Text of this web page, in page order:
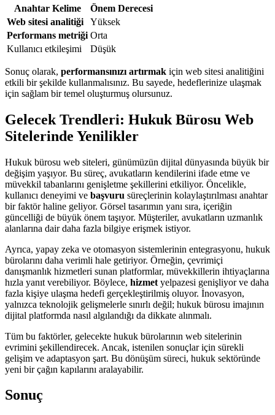
Anahtar Kelime
Önem Derecesi
Web sitesi analitiği
Yüksek
Performans metriği Orta
Kullanıcı etkileşimi
Düşük
Sonuç olarak, performansınızı artırmak için web sitesi analitiğini
etkili bir şekilde kullanmalısınız. Bu sayede, hedeflerinize ulaşmak
için sağlam bir temel oluşturmuş olursunuz.
Gelecek Trendleri: Hukuk Bürosu Web
Sitelerinde Yenilikler
Hukuk bürosu web siteleri, günümüzün dijital dünyasında büyük bir
değişim yaşıyor. Bu süreç, avukatların kendilerini ifade etme ve
müvekkil tabanlarını genişletme şekillerini etkiliyor. Öncelikle,
kullanıcı deneyimi ve başvuru süreçlerinin kolaylaştırılması anahtar
bir faktör haline geliyor. Görsel tasarımın yanı sıra, içeriğin
güncelliği de büyük önem taşıyor. Müşteriler, avukatların uzmanlık
alanlarına dair daha fazla bilgiye erişmek istiyor.
Ayrıca, yapay zeka ve otomasyon sistemlerinin entegrasyonu, hukuk
bürolarını daha verimli hale getiriyor. Örneğin, çevrimiçi
danışmanlık hizmetleri sunan platformlar, müvekkillerin ihtiyaçlarına
hızla yanıt verebiliyor. Böylece, hizmet yelpazesi genişliyor ve daha
fazla kişiye ulaşma hedefi gerçekleştirilmiş oluyor. İnovasyon,
yalnızca teknolojik gelişmelerle sınırlı değil; hukuk bürosu imajının
dijital platformda nasıl algılandığı da dikkate alınmalı.
Tüm bu faktörler, gelecekte hukuk bürolarının web sitelerinin
evrimini şekillendirecek. Ancak, istenilen sonuçlar için sürekli
gelişim ve adaptasyon şart. Bu dönüşüm süreci, hukuk sektöründe
yeni bir çağın kapılarını aralayabilir.
Sonuç